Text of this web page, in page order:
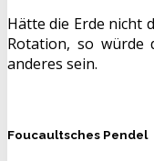
Hätte die Erde nicht
Rotation, so würde
anderes sein.
Foucaultsches Pendel